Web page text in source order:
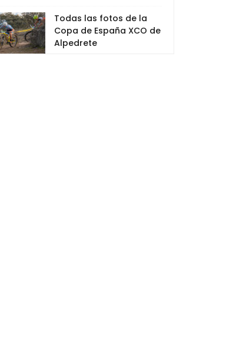
Todas las fotos de la
Copa de España XCO de
Alpedrete